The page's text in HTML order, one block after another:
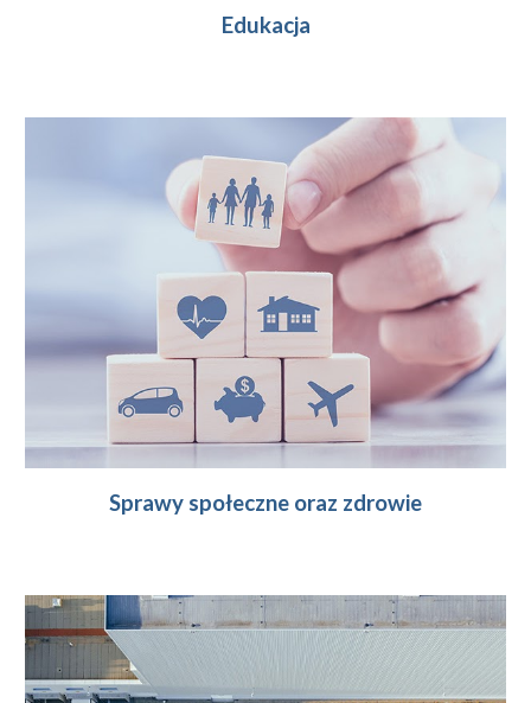
Edukacja
Sprawy społeczne oraz zdrowie